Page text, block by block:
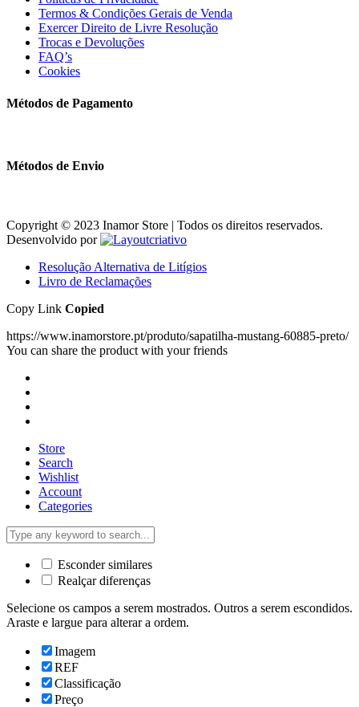
Termos & Condições Gerais de Venda
Exercer Direito de Livre Resolução
Trocas e Devoluções
FAQ’s
Cookies
Métodos de Pagamento
Métodos de Envio
Copyright © 2023 Inamor Store | Todos os direitos reservados.
Desenvolvido por
Resolução Alternativa de Litígios
Livro de Reclamações
Copy Link Copied
https://www.inamorstore.pt/produto/sapatilha-mustang-60885-preto/
You can share the product with your friends
Store
Search
Wishlist
Account
Categories
Esconder similares
Realçar diferenças
Selecione os campos a serem mostrados. Outros a serem escondidos.
Araste e largue para alterar a ordem.
Imagem
REF
Classificação
Preço